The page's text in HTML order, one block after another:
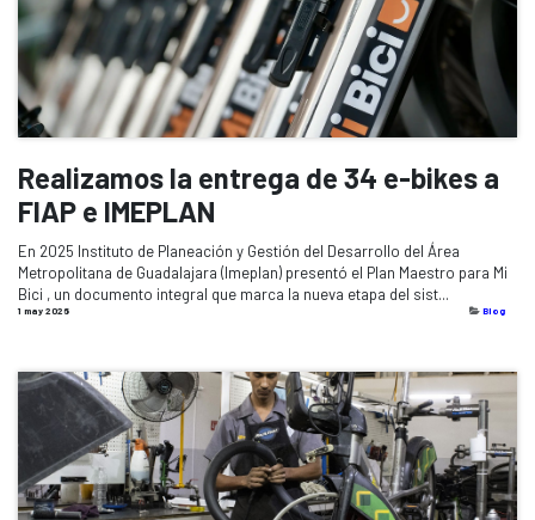
Realizamos la entrega de 34 e-bikes a
FIAP e IMEPLAN
En 2025 Instituto de Planeación y Gestión del Desarrollo del Área
Metropolitana de Guadalajara (Imeplan) presentó el Plan Maestro para Mi
Bici , un documento integral que marca la nueva etapa del sist...
1 may 2026 Blog